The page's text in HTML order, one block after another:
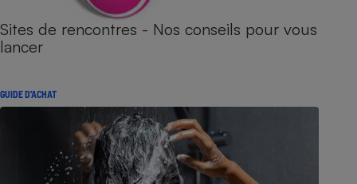
Sites de rencontres - Nos conseils pour vous
lancer
GUIDE D'ACHAT